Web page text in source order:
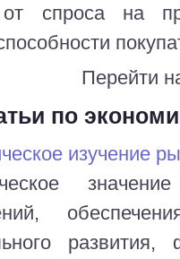
спроса на
Перейти
по
изучение